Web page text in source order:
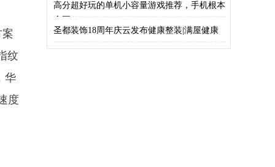
纹
华
度
高分超好玩的单机小容量游戏推荐，手机根本
舍不
圣都装饰18周年庆云发布健康整装|满屋健康